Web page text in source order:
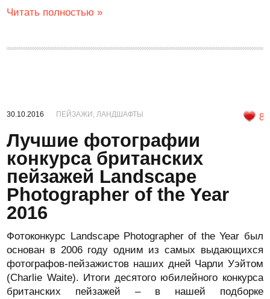
Читать полностью »
30.10.2016 ПЕЙЗАЖИ, ЛАНДШАФТЫ 8
Лучшие фотографии
конкурса британских
пейзажей Landscape
Photographer of the Year
2016
Фотоконкурс Landscape Photographer of the Year был
основан в 2006 году одним из самых выдающихся
фотографов-пейзажистов наших дней Чарли Уэйтом
(Charlie Waite). Итоги десятого юбилейного конкурса
британских пейзажей – в нашей подборке